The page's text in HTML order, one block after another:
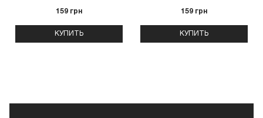
159 грн
КУПИТЬ
159 грн
КУПИТЬ